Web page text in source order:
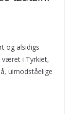
og alsidigs
været i Tyrkiet,
uimodståelige